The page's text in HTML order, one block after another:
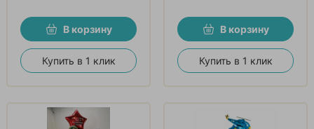
В корзину
Купить в 1 клик
В корзину
Купить в 1 клик